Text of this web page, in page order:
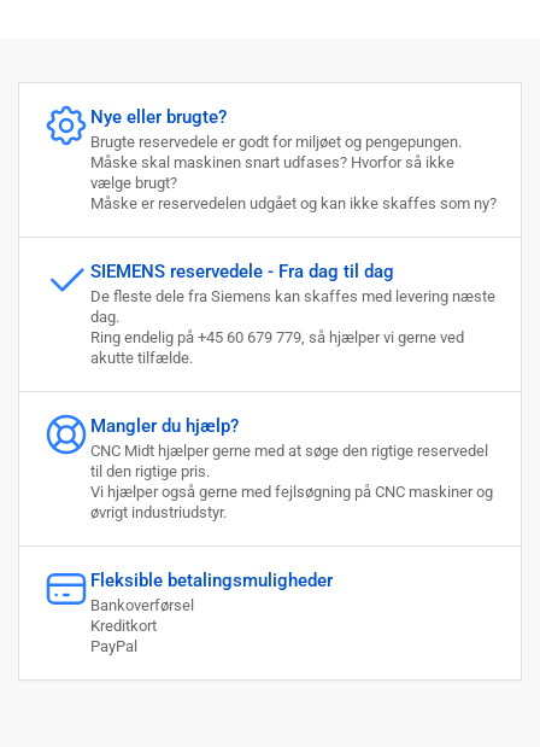
Nye eller brugte?
Brugte reservedele er godt for miljøet og pengepungen.
Måske skal maskinen snart udfases? Hvorfor så ikke
vælge brugt?
Måske er reservedelen udgået og kan ikke skaffes som ny?
SIEMENS reservedele - Fra dag til dag
De fleste dele fra Siemens kan skaffes med levering næste
dag.
Ring endelig på +45 60 679 779, så hjælper vi gerne ved
akutte tilfælde.
Mangler du hjælp?
CNC Midt hjælper gerne med at søge den rigtige reservedel
til den rigtige pris.
Vi hjælper også gerne med fejlsøgning på CNC maskiner og
øvrigt industriudstyr.
Fleksible betalingsmuligheder
Bankoverførsel
Kreditkort
PayPal